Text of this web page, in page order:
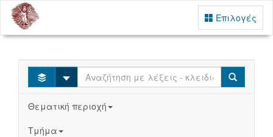
Επιλογές
Select Search
Θεματική περιοχή
Τμήμα